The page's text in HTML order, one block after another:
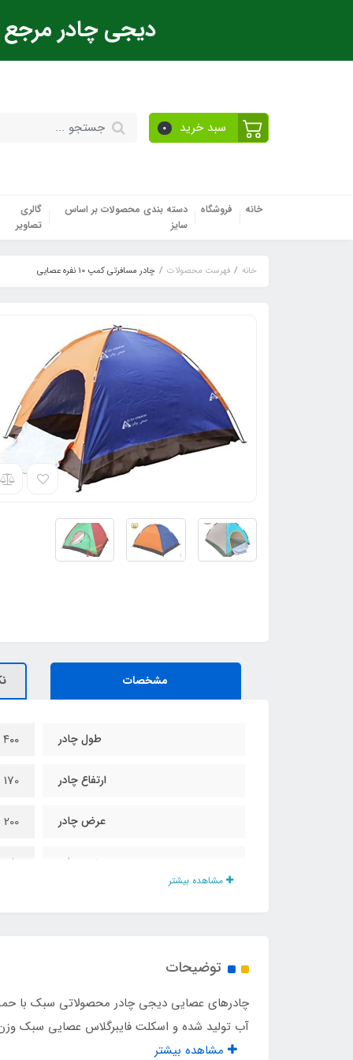
دیجی چادر مرجع
سبد خرید 0
خانه فروشگاه
دسته بندی محصولات بر اساس
سایز
گالری
تصاویر
خانه فهرست محصولات چادر مسافرتی کمپ 10 نفره عصایی
مشخصات
طول چادر ۴۰۰ سانت متر
ارتفاع چادر 170 سانتی متر
عرض چادر 200 سانتی متر
جنس چادر
ظرفیت
مشاهده بیشتر
توضیحات
چادرهای عصایی دیجی چادر محصولاتی سبک با
آب تولید شده و اسکلت فایبرگلاس عصایی سبک وزن
مشاهده بیشتر